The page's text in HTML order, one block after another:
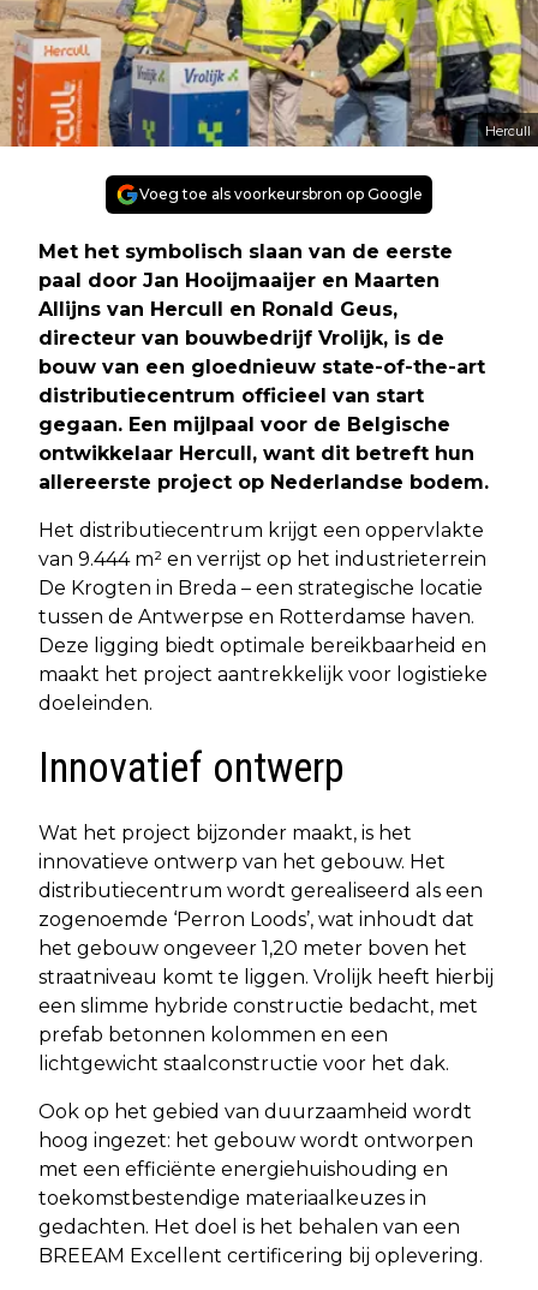
Hercull
Voeg toe als voorkeursbron op Google
Met het symbolisch slaan van de eerste
paal door Jan Hooijmaaijer en Maarten
Allijns van Hercull en Ronald Geus,
directeur van bouwbedrijf Vrolijk, is de
bouw van een gloednieuw state-of-the-art
distributiecentrum officieel van start
gegaan. Een mijlpaal voor de Belgische
ontwikkelaar Hercull, want dit betreft hun
allereerste project op Nederlandse bodem.
Het distributiecentrum krijgt een oppervlakte
van 9.444 m² en verrijst op het industrieterrein
De Krogten in Breda – een strategische locatie
tussen de Antwerpse en Rotterdamse haven.
Deze ligging biedt optimale bereikbaarheid en
maakt het project aantrekkelijk voor logistieke
doeleinden.
Innovatief ontwerp
Wat het project bijzonder maakt, is het
innovatieve ontwerp van het gebouw. Het
distributiecentrum wordt gerealiseerd als een
zogenoemde ‘Perron Loods’, wat inhoudt dat
het gebouw ongeveer 1,20 meter boven het
straatniveau komt te liggen. Vrolijk heeft hierbij
een slimme hybride constructie bedacht, met
prefab betonnen kolommen en een
lichtgewicht staalconstructie voor het dak.
Ook op het gebied van duurzaamheid wordt
hoog ingezet: het gebouw wordt ontworpen
met een efficiënte energiehuishouding en
toekomstbestendige materiaalkeuzes in
gedachten. Het doel is het behalen van een
BREEAM Excellent certificering bij oplevering.